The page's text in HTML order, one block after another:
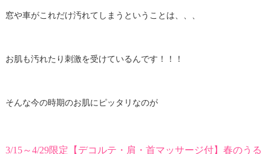
窓や車がこれだけ汚れてしまうということは、、、
お肌も汚れたり刺激を受けているんです！！！
そんな今の時期のお肌にピッタリなのが
3/15～4/29限定【デコルテ・肩・首マッサージ付】春のうる